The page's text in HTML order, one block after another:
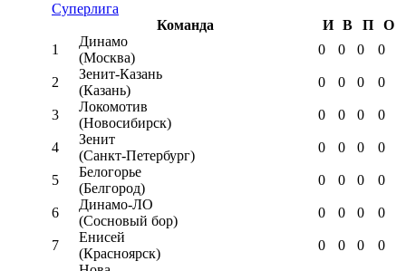
Суперлига
Команда
И В П
О
1
Динамо
(Москва)
0 0 0 0
2
Зенит-Казань
(Казань)
0 0 0 0
3
Локомотив
(Новосибирск)
0 0 0 0
4
Зенит
(Санкт-Петербург)
0 0 0 0
5
Белогорье
(Белгород)
0 0 0 0
6
Динамо-ЛО
(Сосновый бор)
0 0 0 0
7
Енисей
(Красноярск)
0 0 0 0